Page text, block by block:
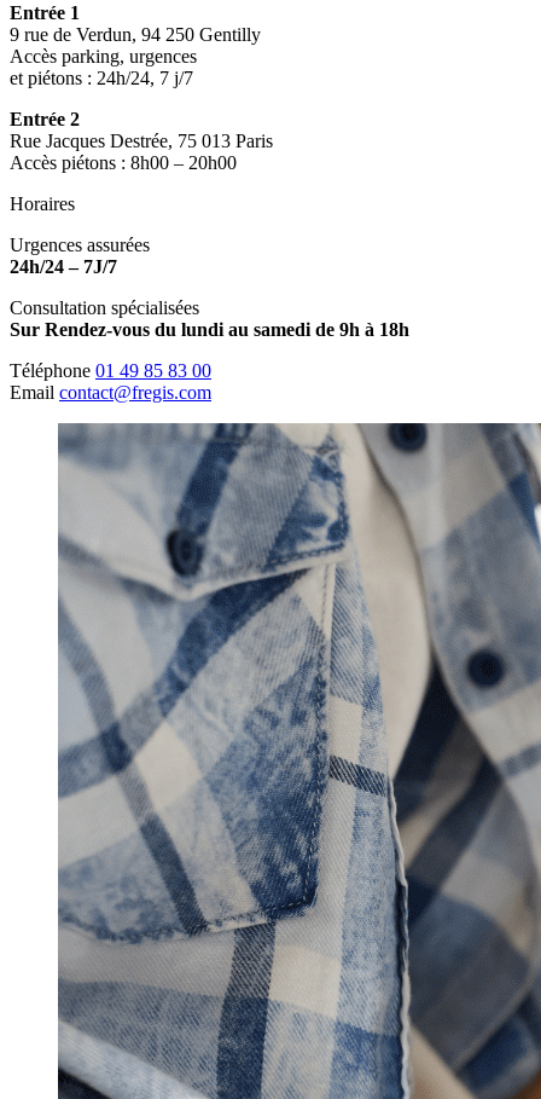
Entrée 1
9 rue de Verdun, 94 250 Gentilly
Accès parking, urgences
et piétons : 24h/24, 7 j/7
Entrée 2
Rue Jacques Destrée, 75 013 Paris
Accès piétons : 8h00 – 20h00
Horaires
Urgences assurées
24h/24 – 7J/7
Consultation spécialisées
Sur Rendez-vous du lundi au samedi de 9h à 18h
Téléphone 01 49 85 83 00
Email contact@fregis.com